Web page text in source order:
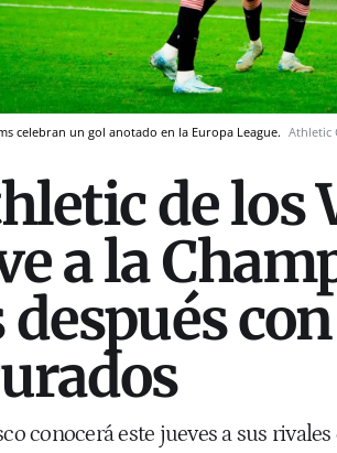
celebran un gol anotado en la Europa League. Athletic
de los
a la
después
conocerá este jueves a sus